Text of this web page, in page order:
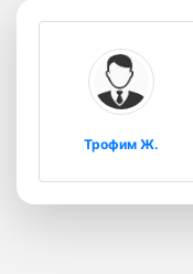
Трофим Ж.